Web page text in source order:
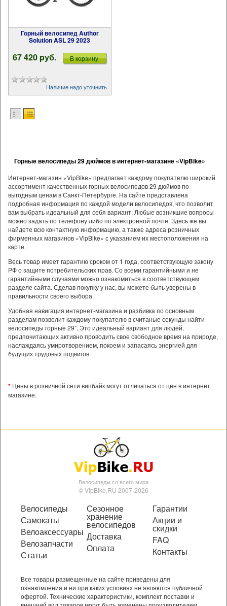
Горный велосипед Author
Solution ASL 29 2023
67 420 pуб. В корзину
Наличие надо уточнить
Горные велосипеды 29 дюймов в интернет-магазине «VipBike»
Интернет-магазин «VipBike» предлагает каждому покупателю широкий
ассортимент качественных горных велосипедов 29 дюймов по
выгодным ценам в Санкт-Петербурге. На сайте представлена
подробная информация по каждой модели велосипедов, что позволит
вам выбрать идеальный для себя вариант. Любые возникшие вопросы
можно задать по телефону либо по электронной почте. Здесь же вы
найдете всю контактную информацию, а также адреса розничных
фирменных магазинов «VipBike» с указанием их местоположения на
карте.
Весь товар имеет гарантию сроком от 1 года, соответствующую закону
РФ о защите потребительских прав. Со всеми гарантийными и не
гарантийными случаями можно ознакомиться в соответствующем
разделе сайта. Сделав покупку у нас, вы можете быть уверены в
правильности своего выбора.
Удобная навигация интернет-магазина и разбивка по основным
разделам позволит каждому покупателю в считаные секунды найти
велосипеды горные 29”. Это идеальный вариант для людей,
предпочитающих активно проводить свое свободное время на природе,
наслаждаясь умиротворением, покоем и запасаясь энергией для
будущих трудовых подвигов.
* Цены в розничной сети випбайк могут отличаться от цен в интернет
магазине.
Велосипеды со всего мира
© VipBike.RU 2007-2026
Велосипеды
Самокаты
Велоаксессуары
Велозапчасти
Статьи
Сезонное
хранение
велосипедов
Доставка
Оплата
Гарантии
Акции и
скидки
FAQ
Контакты
Все товары размещенные на сайте приведены для
ознакомления и ни при каких условиях не являются публичной
офертой. Технические характеристики, комплект поставки и